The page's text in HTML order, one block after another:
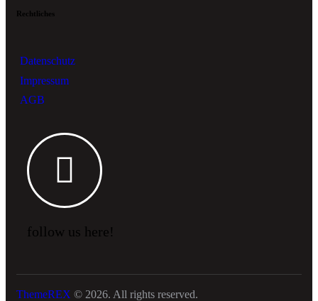
Rechtliches
Datenschutz
Impressum
AGB
follow us here!
ThemeREX © 2026. All rights reserved.